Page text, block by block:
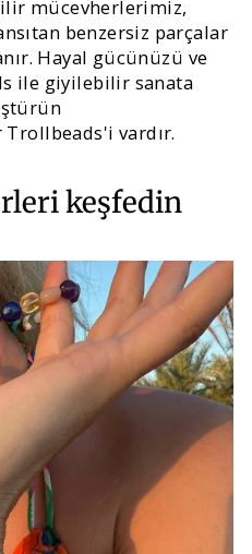
mücevherlerimiz,
benzersiz parçalar
Hayal gücünüzü ve
ile giyilebilir sanata
vardır.
keşfedin